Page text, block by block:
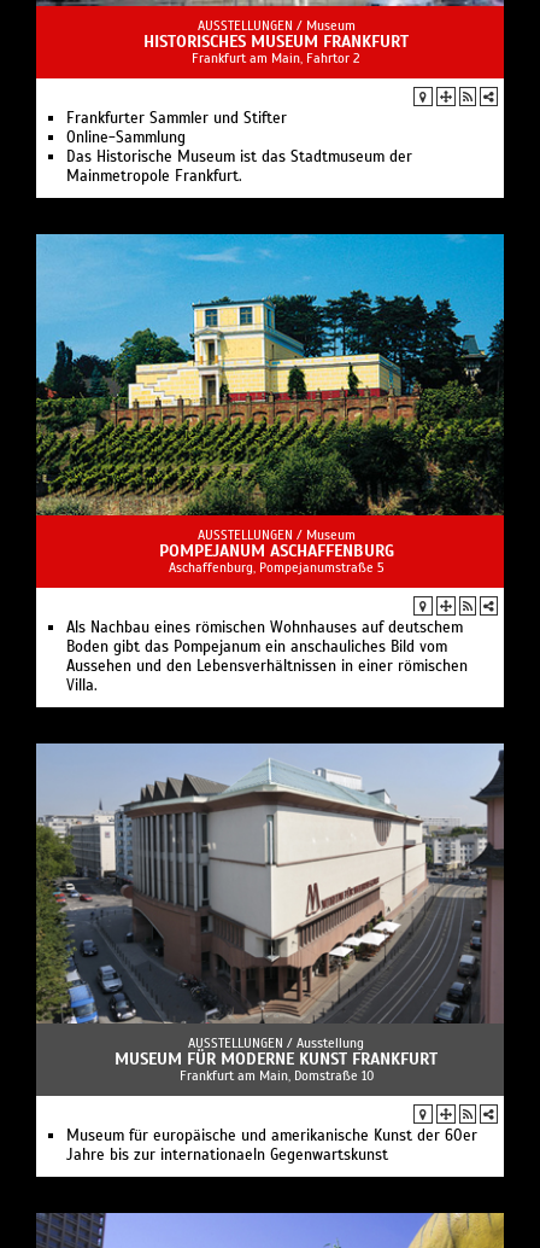
AUSSTELLUNGEN / Museum
HISTORISCHES MUSEUM FRANKFURT
Frankfurt am Main, Fahrtor 2
Frankfurter Sammler und Stifter
Online-Sammlung
Das Historische Museum ist das Stadtmuseum der
Mainmetropole Frankfurt.
AUSSTELLUNGEN / Museum
POMPEJANUM ASCHAFFENBURG
Aschaffenburg, Pompejanumstraße 5
Als Nachbau eines römischen Wohnhauses auf deutschem
Boden gibt das Pompejanum ein anschauliches Bild vom
Aussehen und den Lebensverhältnissen in einer römischen
Villa.
AUSSTELLUNGEN / Ausstellung
MUSEUM FÜR MODERNE KUNST FRANKFURT
Frankfurt am Main, Domstraße 10
Museum für europäische und amerikanische Kunst der 60er
Jahre bis zur internationaeln Gegenwartskunst